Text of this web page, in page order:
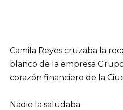
Camila Reyes cruzaba la
blanco de la empresa
corazón financiero de la
Nadie la saludaba.